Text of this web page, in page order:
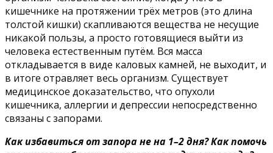
кишечнике на протяжении трёх метров (это длина
толстой кишки) скапливаются вещества не несущие
никакой пользы, а просто готовящиеся выйти из
человека естественным путём. Вся масса
откладывается в виде каловых камней, не выходит, и
в итоге отравляет весь организм. Существует
медицинское доказательство, что опухоли
кишечника, аллергии и депрессии непосредственно
связаны с запорами.
Как избавиться от запора не на 1–2 дня? Как помочь